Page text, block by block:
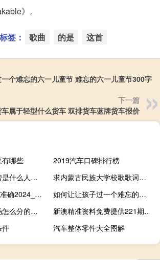
》。
签： 歌曲 的是 这首
个难忘的六一儿童节 难忘的六一儿童节300字
下一篇
属于轻型什么货车 双排货车蓝牌货车报价
哪些
2019汽车口碑排行榜
扫黑风暴里孙红蕾是什么人物 扫黑风暴孙红雷是卧底吗
求内蒙古民族大学校歌歌词走向辉煌的歌词 内蒙古民族大学校歌
澳门一码一码100准确2024__广泛的分析解答-406.XM0.31
如何让让孩子过一个难忘的六一儿童节 难忘的六一儿童节300字
NBA总决赛主客场怎么分的呢那个队占主场 – nba总决赛主场顺序
新澳精准资料免费提供221期__老师精选解释落实-801.V1.46
件
汽车整体零件大全图解